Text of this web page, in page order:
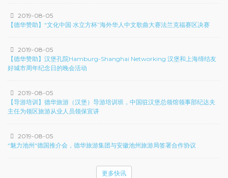
2019-08-05
【德华赞助】“文化中国·水立方杯”海外华人中文歌曲大赛法兰克福赛区决赛
2019-08-05
【德华赞助】汉堡孔院Hamburg-Shanghai Networking 汉堡和上海缔结友
好城市周年纪念日的晚会活动
2019-08-05
【导游培训】德华旅游（汉堡）导游培训班，中国驻汉堡总领馆领事部纪达夫
主任为领区旅游从业人员领保宣讲
2019-08-05
“魅力池州“德国推介会，德华旅游集团与安徽池州旅游局签署合作协议
更多快讯